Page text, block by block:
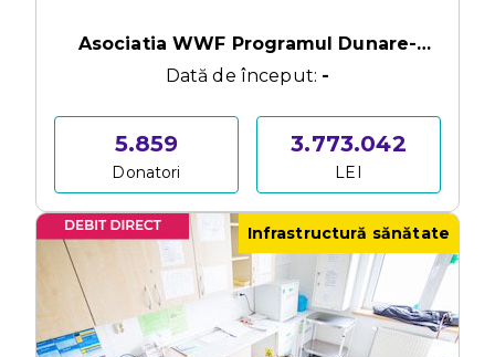
Asociatia WWF Programul Dunare-
Carpati Romani
Dată de început: -
5.859
Donatori
3.773.042
LEI
Infrastructură sănătate